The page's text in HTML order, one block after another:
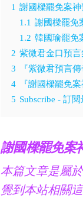
1 謝國樑罷免案神
1.1 謝國樑罷免
1.2 韓國瑜罷免
2 紫微君金口預言
3
『紫微君預言傳
4
『謝國樑罷免
5 Subscribe - 訂
謝國樑罷免案
本篇文章是屬
覺到本站相關